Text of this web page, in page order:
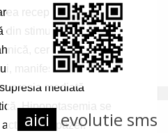
aici evolutie sms
receptorilor b2 duce
din stimularea
cerebrală, la
manifestată prin aritmii
mediată
Hipopotasemia se
lipazei.